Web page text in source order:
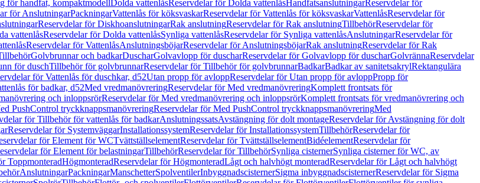
för handfat, kompaktmodellDolda vattenlåsReservdelar för Dolda vattenlåsHandfatsanslutningarReservdelar för
för AnslutningarPackningarVattenlås för köksvaskarReservdelar för Vattenlås för köksvaskarVattenlåsReservdelar för
Reservdelar för DiskhoanslutningarRak anslutningReservdelar för Rak anslutningTillbehörReservdelar för
vattenlåsReservdelar för Dolda vattenlåsSynliga vattenlåsReservdelar för Synliga vattenlåsAnslutningarReservdelar för
Reservdelar för VattenlåsAnslutningsböjarReservdelar för AnslutningsböjarRak anslutningReservdelar för Rak
Golvbrunnar och badkarDuscharGolvavlopp för duscharReservdelar för Golvavlopp för duscharGolvrännaReservdelar
för duschTillbehör för golvbrunnarReservdelar för Tillbehör för golvbrunnarBadkarBadkar av sanitetsakrylRektangulära
för Vattenlås för duschkar, d52Utan propp för avloppReservdelar för Utan propp för avloppPropp för
för badkar, d52Med vredmanövreringReservdelar för Med vredmanövreringKomplett frontsats för
och inloppsrörReservdelar för Med vredmanövrering och inloppsrörKomplett frontsats för vredmanövrering och
PushControl tryckknappsmanövreringReservdelar för Med PushControl tryckknappsmanövreringMed
för Tillbehör för vattenlås för badkarAnslutningssatsAvstängning för dolt montageReservdelar för Avstängning för dolt
Reservdelar för SystemväggarInstallationssystemReservdelar för InstallationssystemTillbehörReservdelar för
för Element för WCTvättställselementReservdelar för TvättställselementBidéelementReservdelar för
för Element för belastningarTillbehörReservdelar för TillbehörSynliga cisternerSynliga cisterner för WC, av
ToppmonteradHögmonteradReservdelar för HögmonteradLågt och halvhögt monteradReservdelar för Lågt och halvhögt
AnslutningarPackningarManschetterSpolventilerInbyggnadscisternerSigma inbyggnadscisternerReservdelar för Sigma